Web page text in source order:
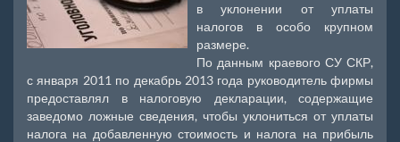
в уклонении от уплаты
налогов в особо крупном
размере.
По данным краевого СУ СКР,
с января 2011 по декабрь 2013 года руководитель фирмы
предоставлял в налоговую декларации, содержащие
заведомо ложные сведения, чтобы уклониться от уплаты
налога на добавленную стоимость и налога на прибыль